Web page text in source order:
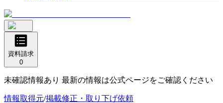
資料請求
0
未確認情報あり 最新の情報は公式ページをご確認ください
情報取得元/掲載修正・取り下げ依頼